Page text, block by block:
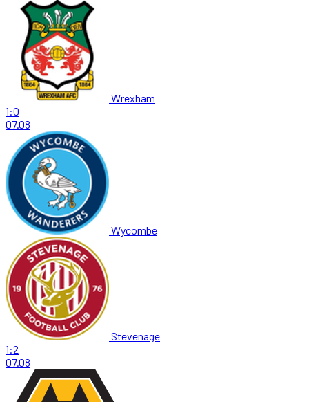
Wrexham
1:0
07.08
Wycombe
Stevenage
1:2
07.08